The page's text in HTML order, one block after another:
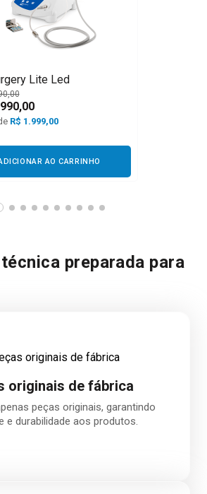
Lite Led
,00
990,00
R$ 1.999,00
AO CARRINHO
preparada para
originais de fábrica
peças originais, garantindo
e durabilidade aos produtos.